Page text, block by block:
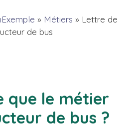
» Métiers » Lettre de
de bus
que le métier
de bus ?